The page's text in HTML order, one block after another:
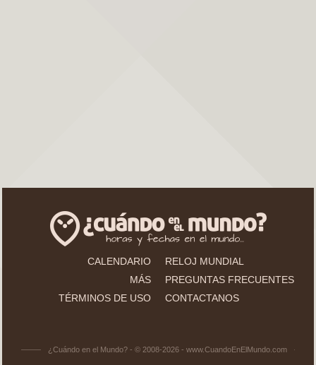
CALENDARIO
RELOJ MUNDIAL
MÁS
PREGUNTAS FRECUENTES
TÉRMINOS DE USO
CONTACTANOS
¿Cuándo en el Mundo? - © 2008-2026 - www.CuandoEnElMundo.com